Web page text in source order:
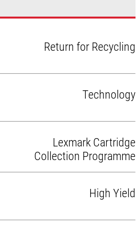
Return for Recycling
Technology
Lexmark Cartridge
Collection Programme
High Yield